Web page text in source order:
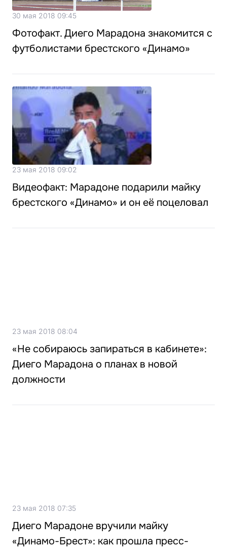
30 мая 2018 09:45
Фотофакт. Диего Марадона знакомится с
футболистами брестского «Динамо»
23 мая 2018 09:02
Видеофакт: Марадоне подарили майку
брестского «Динамо» и он её поцеловал
23 мая 2018 08:04
«Не собираюсь запираться в кабинете»:
Диего Марадона о планах в новой
должности
23 мая 2018 07:35
Диего Марадоне вручили майку
«Динамо-Брест»: как прошла пресс-